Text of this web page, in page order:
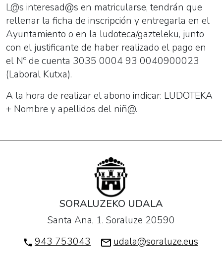
L@s interesad@s en matricularse, tendrán que
rellenar la ficha de inscripción y entregarla en el
Ayuntamiento o en la ludoteca/gazteleku, junto
con el justificante de haber realizado el pago en
el Nº de cuenta 3035 0004 93 0040900023
(Laboral Kutxa).
A la hora de realizar el abono indicar: LUDOTEKA
+ Nombre y apellidos del niñ@.
SORALUZEKO UDALA
Santa Ana, 1. Soraluze 20590
943 753043
udala@soraluze.eus